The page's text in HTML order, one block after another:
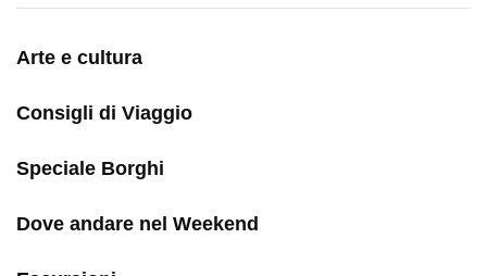
Arte e cultura
Consigli di Viaggio
Speciale Borghi
Dove andare nel Weekend